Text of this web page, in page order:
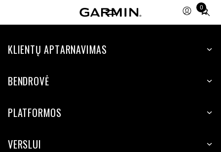
0
Total
items
cart:
KLIENTŲ APTARNAVIMAS
BENDROVĖ
PLATFORMOS
VERSLUI